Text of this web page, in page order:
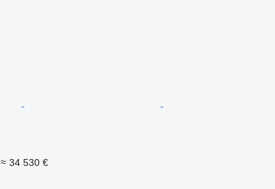
≈ 34 530 €